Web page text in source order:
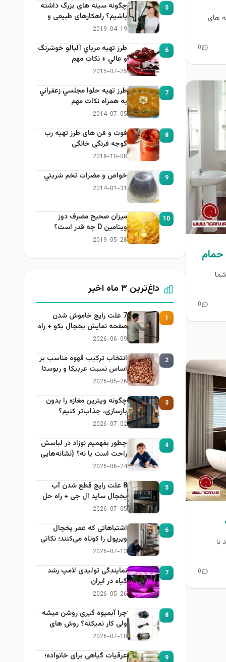
های
0
حمام
شما
0
با
0
5
چگونه سینه های بزرگ داشته
باشیم؟ راهکارهای طبیعی و
خانگی برای بزرگ کردن سینه
2019-04-19
6
طرز تهيه مرباي آلبالو خوشرنگ
و عالي + نكات مهم
2015-07-25
7
طرز تهيه حلوا مجلسي زعفراني
به همراه نكات مهم
2014-07-05
8
فوت و فن های طرز تهیه رب
گوجه فرنگی خانگی
2018-10-08
9 خواص و مضرات تخم شربتي
2014-01-31
10
میزان صحیح مصرف دوز
ویتامین D چه قدر است؟
2019-05-28
داغ‌ترین ۳ ماه اخیر
1
7 علت رایج خاموش شدن
صفحه نمایش یخچال بکو + راه
حل
2026-06-09
2
انتخاب ترکیب قهوه مناسب بر
اساس نسبت عربیکا و ربوستا
2026-05-26
3
چگونه ویترین مغازه را بدون
بازسازی، جذاب‌تر کنیم؟
2026-07-02
4
چطور بفهمیم نوزاد در لباسش
راحت است یا نه؟ (نشانه‌هایی
که هر مادر باید بداند)
2026-06-24
5
8 علت رایج قطع شدن آب
یخچال ساید ال جی + راه حل
2026-07-05
6
اشتباهاتی که عمر یخچال
ویرپول را کوتاه می‌کنند؛ نکاتی
که باید بدانید
2026-07-13
7
نمایندگی تولیدی لامپ رشد
گیاه در ایران
2026-05-26
8
چرا آبمیوه گیری روشن میشه
ولی کار نمیکنه؟ روش های
عیب یابی
2026-07-10
9
عرقیات گیاهی برای خانواده؛